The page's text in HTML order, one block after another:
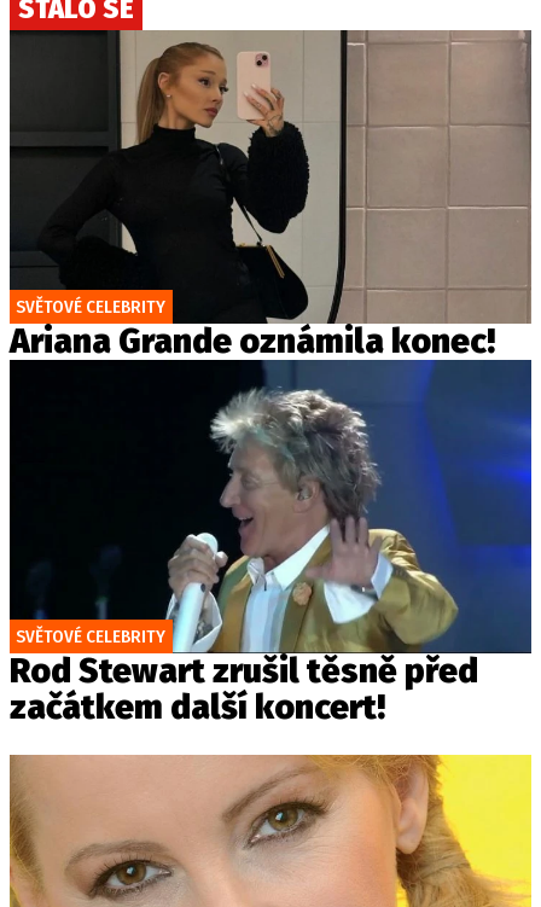
STALO SE
SVĚTOVÉ CELEBRITY
Ariana Grande oznámila konec!
SVĚTOVÉ CELEBRITY
Rod Stewart zrušil těsně před
začátkem další koncert!